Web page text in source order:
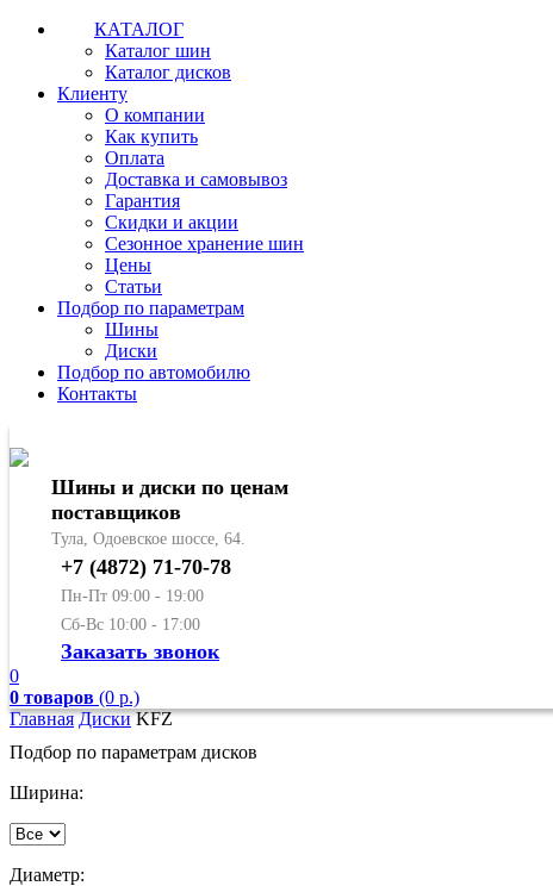
КАТАЛОГ
Каталог шин
Каталог дисков
Клиенту
О компании
Как купить
Оплата
Доставка и самовывоз
Гарантия
Скидки и акции
Сезонное хранение шин
Цены
Статьи
Подбор по параметрам
Шины
Диски
Подбор по автомобилю
Контакты
Шины и диски по ценам
поставщиков
Тула, Одоевское шоссе, 64.
+7 (4872) 71-70-78
Пн-Пт 09:00 - 19:00
Сб-Вс 10:00 - 17:00
Заказать звонок
0
0 товаров (0 р.)
Главная ДискиKFZ
Подбор по параметрам дисков
Ширина:
Диаметр: